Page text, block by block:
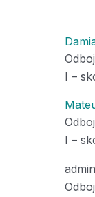
I –
I –
admin